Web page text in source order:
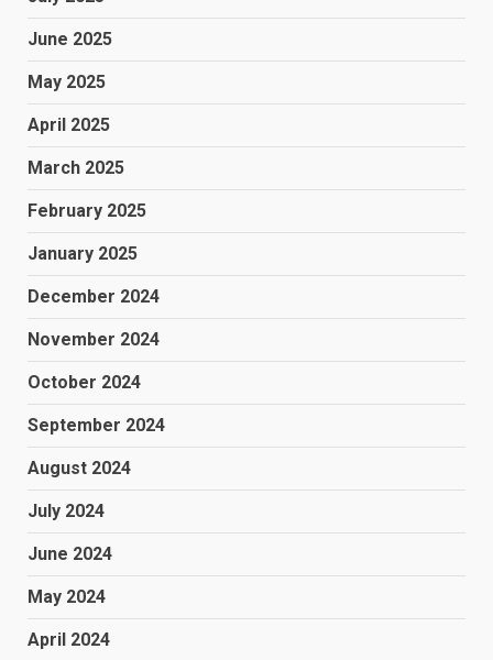
June 2025
May 2025
April 2025
March 2025
February 2025
January 2025
December 2024
November 2024
October 2024
September 2024
August 2024
July 2024
June 2024
May 2024
April 2024